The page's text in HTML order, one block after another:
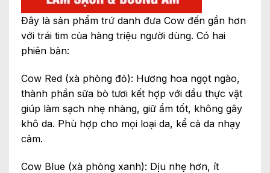
Đây là sản phẩm trứ danh đưa Cow đến gần hơn
với trái tim của hàng triệu người dùng. Có hai
phiên bản:
Cow Red (xà phòng đỏ): Hương hoa ngọt ngào,
thành phần sữa bò tươi kết hợp với dầu thực vật
giúp làm sạch nhẹ nhàng, giữ ẩm tốt, không gây
khô da. Phù hợp cho mọi loại da, kể cả da nhạy
cảm.
Cow Blue (xà phòng xanh): Dịu nhẹ hơn, ít